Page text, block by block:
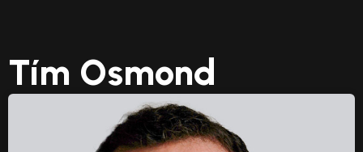
Tím Osmond